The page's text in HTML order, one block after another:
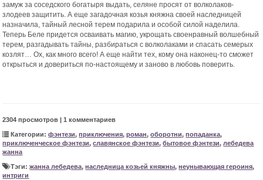
замуж за соседского богатыря выдать, селяне просят от волколаков-
злодеев защитить. А еще загадочная козья княжна своей наследницей
назначила, тайный лесной терем подарила и особой силой наделила.
Теперь Беле придется осваивать магию, укрощать своенравный волшебный
терем, разгадывать тайны, разбираться с волколаками и спасать семерых
козлят… Ох, как много всего! А еще найти тех, кому она наконец-то сможет
открыться и довериться по-настоящему и заново в любовь поверить.
2304 просмотров | 1 комментариев
Категории:фэнтези,приключения,роман,оборотни,попаданка,
приключенческое фэнтези,славянское фэнтези,бытовое фэнтези, лебедева
жанна
Тэги:жанна лебедева,наследница козьей княжны,неунывающая героиня,
интриги